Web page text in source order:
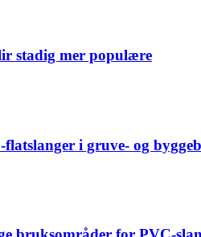
stadig mer populære
i gruve- og